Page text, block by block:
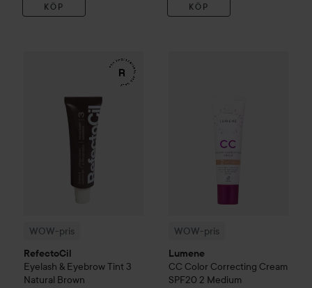
KÖP KÖP
WOW-pris
RefectoCil
Eyelash & Eyebrow Tint 3
Natural Brown
RefectoCilEyelash & Eyebrow Tint
WOW-pris
Lumene
CC Color Correcting Cream
SPF20 2 Medium